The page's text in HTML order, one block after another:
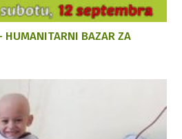
BAZAR ZA